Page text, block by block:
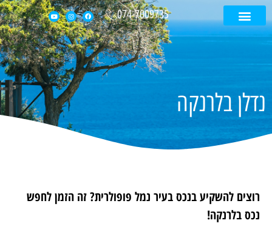
074-7009735
נדלן בלרנקה
רוצים להשקיע בנכס בעיר נמל פופולרית? זה הזמן לחפש
נכס בלרנקה!